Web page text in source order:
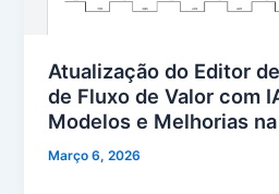
Atualização do Editor
de Fluxo de Valor com
Modelos e Melhorias
Março 6, 2026